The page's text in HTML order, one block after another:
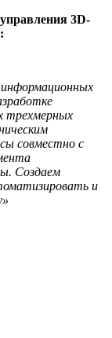
3D-
трехмерных
совместно с
Создаем
и